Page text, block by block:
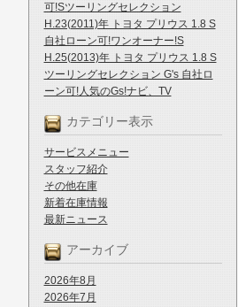
可!Sツーリングセレクション
H.23(2011)年 トヨタ プリウス 1.8 S
自社ローン可!ワンオーナー!S
H.25(2013)年 トヨタ プリウス 1.8 S
ツーリングセレクション G's 自社ロ
ーン可!人気のGs!ナビ、TV
カテゴリー表示
サービスメニュー
スタッフ紹介
その他在庫
新着在庫情報
最新ニュース
アーカイブ
2026年8月
2026年7月